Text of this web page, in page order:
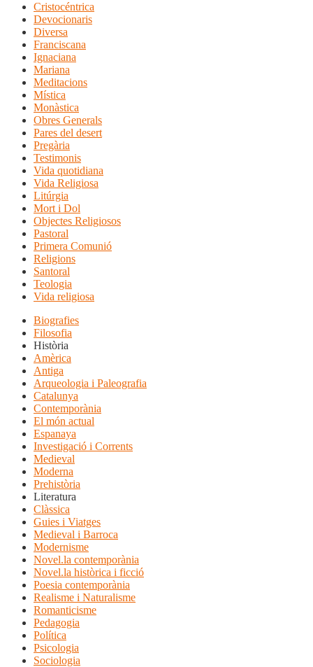
Cristocéntrica
Devocionaris
Diversa
Franciscana
Ignaciana
Mariana
Meditacions
Mística
Monàstica
Obres Generals
Pares del desert
Pregària
Testimonis
Vida quotidiana
Vida Religiosa
Litúrgia
Mort i Dol
Objectes Religiosos
Pastoral
Primera Comunió
Religions
Santoral
Teologia
Vida religiosa
Biografies
Filosofia
Història
Amèrica
Antiga
Arqueologia i Paleografia
Catalunya
Contemporània
El món actual
Espanaya
Investigació i Corrents
Medieval
Moderna
Prehistòria
Literatura
Clàssica
Guies i Viatges
Medieval i Barroca
Modernisme
Novel.la contemporània
Novel.la històrica i ficció
Poesia contemporània
Realisme i Naturalisme
Romanticisme
Pedagogia
Política
Psicologia
Sociologia